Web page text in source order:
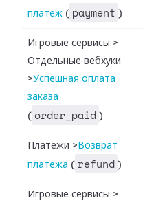
платеж ( payment )
Игровые сервисы >
Отдельные вебхуки
>Успешная оплата
заказа
( order_paid )
Платежи > Возврат
платежа ( refund )
Игровые сервисы >